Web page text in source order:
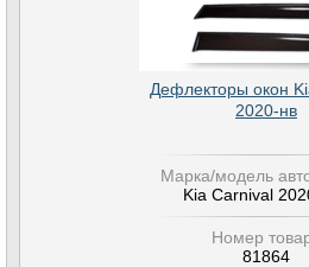
Дефлекторы окон
2020-нв
Марка/модель
Kia Carnival
Номер
81864